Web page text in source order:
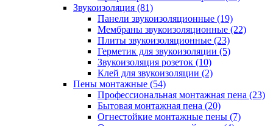
Звукоизоляция (81)
Панели звукоизоляционные (19)
Мембраны звукоизоляционные (22)
Плиты звукоизоляционные (23)
Герметик для звукоизоляции (5)
Звукоизоляция розеток (10)
Клей для звукоизоляции (2)
Пены монтажные (54)
Профессиональная монтажная пена (23)
Бытовая монтажная пена (20)
Огнестойкие монтажные пены (7)